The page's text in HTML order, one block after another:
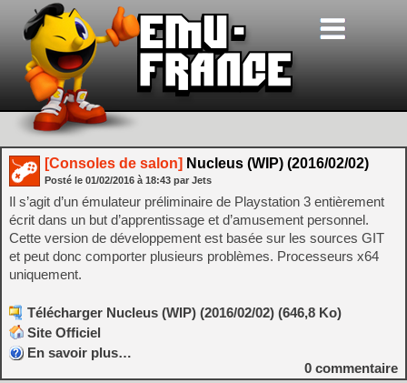
[Consoles de salon] Nucleus (WIP) (2016/02/02)
Posté le 01/02/2016 à 18:43 par Jets
Il s’agit d’un émulateur préliminaire de Playstation 3 entièrement
écrit dans un but d’apprentissage et d’amusement personnel.
Cette version de développement est basée sur les sources GIT
et peut donc comporter plusieurs problèmes. Processeurs x64
uniquement.
Télécharger Nucleus (WIP) (2016/02/02) (646,8 Ko)
Site Officiel
En savoir plus…
0 commentaire